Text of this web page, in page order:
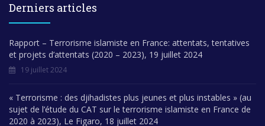
Derniers articles
Rapport – Terrorisme islamiste en France: attentats, tentatives
et projets d’attentats (2020 – 2023), 19 juillet 2024
19 juillet 2024
« Terrorisme : des djihadistes plus jeunes et plus instables » (au
sujet de l’étude du CAT sur le terrorisme islamiste en France de
2020 à 2023), Le Figaro, 18 juillet 2024